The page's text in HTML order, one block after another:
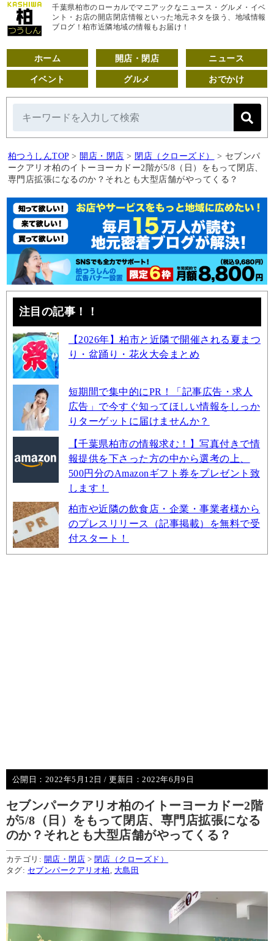
千葉県柏市のローカルでマニアックなニュース・グルメ・イベ
ント・お店の開店閉店情報といった地元ネタを扱う、地域情報
ブログ！柏市近隣地域の情報もお届け！
ホーム 開店・閉店 ニュース
イベント グルメ おでかけ
柏つうしんTOP > 開店・閉店 > 閉店（クローズド） > セブンパ
ークアリオ柏のイトーヨーカドー2階が5/8（日）をもって閉店、
専門店拡張になるのか？それとも大型店舗がやってくる？
注目の記事！！
【2026年】柏市と近隣で開催される夏まつ
り・盆踊り・花火大会まとめ
短期間で集中的にPR！「記事広告・求人
広告」で今すぐ知ってほしい情報をしっか
りターゲットに届けませんか？
【千葉県柏市の情報求む！】写真付きで情
報提供を下さった方の中から選考の上、
500円分のAmazonギフト券をプレゼント致
します！
柏市や近隣の飲食店・企業・事業者様から
のプレスリリース（記事掲載）を無料で受
付スタート！
公開日： 2022年5月12日 / 更新日：2022年6月9日
セブンパークアリオ柏のイトーヨーカドー2階
が5/8（日）をもって閉店、専門店拡張になる
のか？それとも大型店舗がやってくる？
カテゴリ: 開店・閉店 > 閉店（クローズド）
タグ: セブンパークアリオ柏 大島田